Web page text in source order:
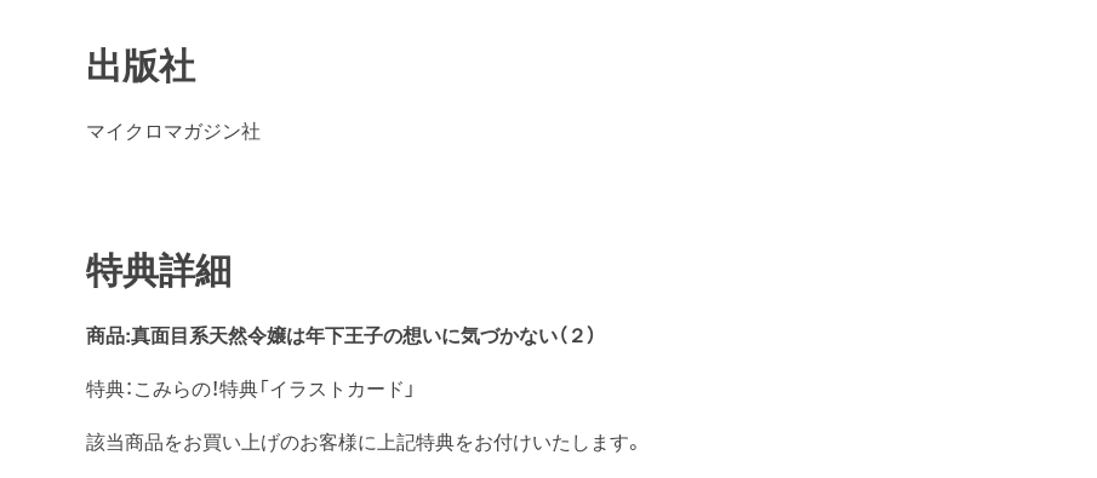
出版社
マイクロマガジン社
特典詳細
商品:真面目系天然令嬢は年下王子の想いに気づかない（２）
特典：こみらの！特典「イラストカード」
該当商品をお買い上げのお客様に上記特典をお付けいたします。